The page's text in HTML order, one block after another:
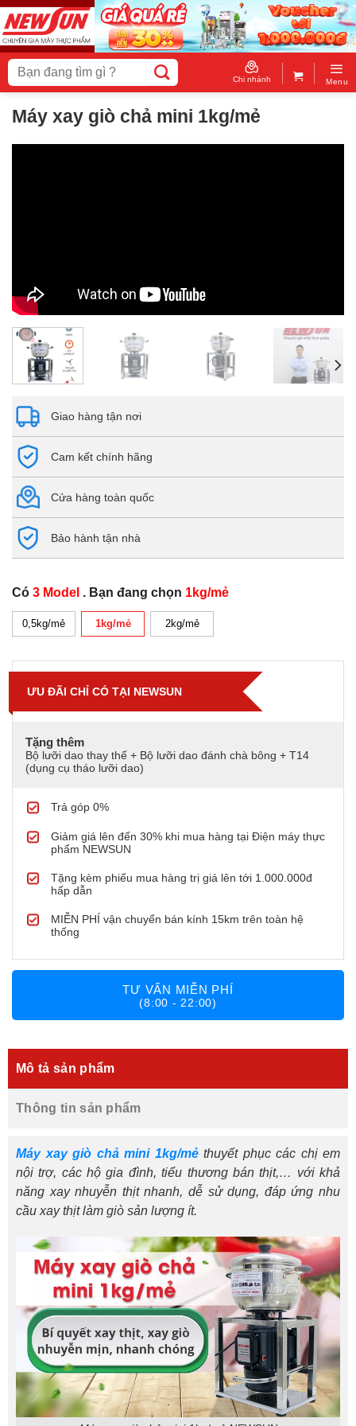
Skip
to
content
Tìm
kiếm:
Chi nhánh Menu
Máy xay giò chả mini 1kg/mẻ
Giao hàng tận nơi
Cam kết chính hãng
Cửa hàng toàn quốc
Bảo hành tận nhà
Có 3 Model . Bạn đang chọn 1kg/mẻ
0,5kg/mẻ 1kg/mẻ 2kg/mẻ
ƯU ĐÃI CHỈ CÓ TẠI NEWSUN
Tặng thêm
Bộ lưỡi dao thay thế + Bộ lưỡi dao đánh chà bông + T14
(dụng cụ tháo lưỡi dao)
Trả góp 0%
Giảm giá lên đến 30% khi mua hàng tại Điện máy thực
phẩm NEWSUN
Tặng kèm phiếu mua hàng trị giá lên tới 1.000.000đ
hấp dẫn
MIỄN PHÍ vận chuyển bán kính 15km trên toàn hệ
thống
TƯ VẤN MIỄN PHÍ
(8:00 - 22:00)
Mô tả sản phẩm
Thông tin sản phẩm
Máy xay giò chả mini 1kg/mẻthuyết phục các chị em
nội trợ, các hộ gia đình, tiểu thương bán thịt,… với khả
năng xay nhuyễn thịt nhanh, dễ sử dụng, đáp ứng nhu
cầu xay thịt làm giò sản lượng ít.